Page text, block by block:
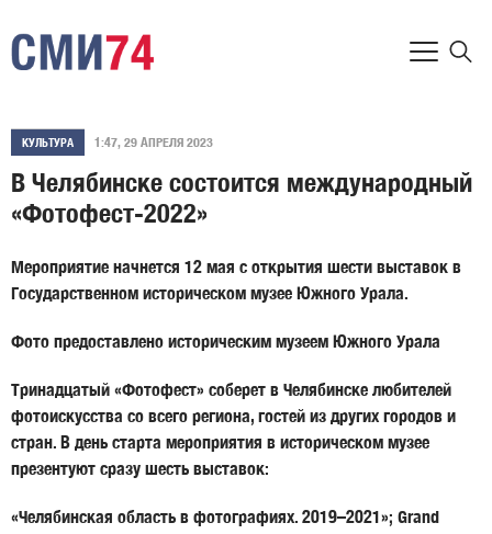
КУЛЬТУРА 1:47, 29 АПРЕЛЯ 2023
В Челябинске состоится международный
«Фотофест-2022»
Мероприятие начнется 12 мая с открытия шести выставок в
Государственном историческом музее Южного Урала.
Фото предоставлено историческим музеем Южного Урала
Тринадцатый «Фотофест» соберет в Челябинске любителей
фотоискусства со всего региона, гостей из других городов и
стран. В день старта мероприятия в историческом музее
презентуют сразу шесть выставок:
«Челябинская область в фотографиях. 2019–2021»; Grand